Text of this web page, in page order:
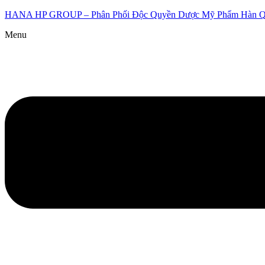
HANA HP GROUP – Phân Phối Độc Quyền Dược Mỹ Phẩm Hàn
Menu